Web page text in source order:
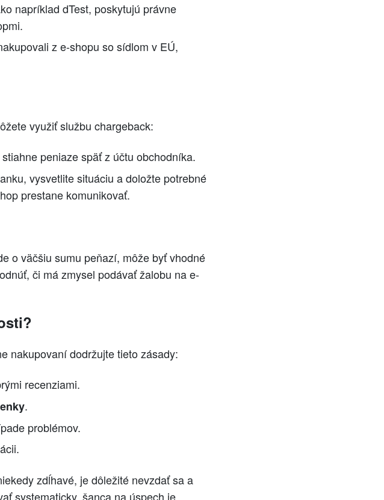
napríklad dTest, poskytujú právne
z e-shopu so sídlom v EÚ,
využiť službu chargeback:
peniaze späť z účtu obchodníka.
vysvetlite situáciu a doložte potrebné
prestane komunikovať.
o väčšiu sumu peňazí, môže byť vhodné
či má zmysel podávať žalobu na e-
nakupovaní dodržujte tieto zásady:
recenziami.
.
problémov.
zdĺhavé, je dôležité nevzdať sa a
systematicky, šanca na úspech je